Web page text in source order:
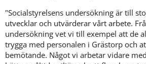
"Socialstyrelsens undersökning är till
utvecklar och utvärderar vårt arbete.
undersökning vet vi till exempel att de
trygga med personalen i Grästorp och
bemötande. Något vi arbetar vidare